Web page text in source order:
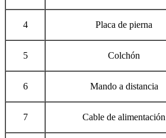
4 Placa de pierna
5 Colchón
6 Mando a distancia
7 Cable de alimentación